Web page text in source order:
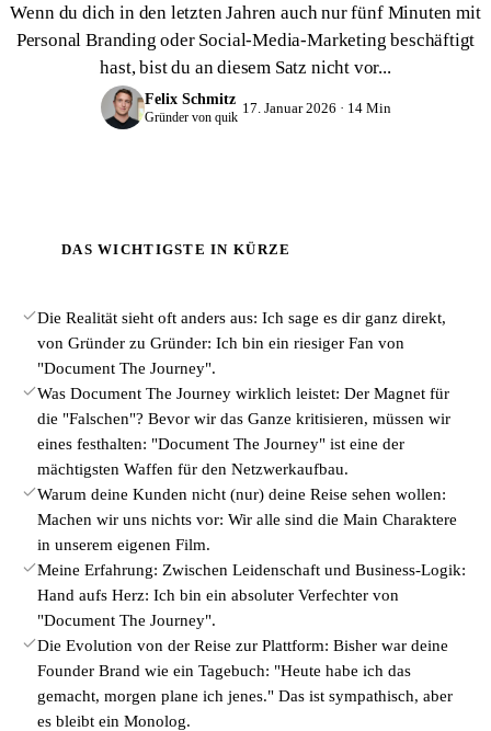
Wenn du dich in den letzten Jahren auch nur fünf Minuten mit
Personal Branding oder Social-Media-Marketing beschäftigt
hast, bist du an diesem Satz nicht vor...
Felix Schmitz
Gründer von quik
17. Januar 2026 · 14 Min
DAS WICHTIGSTE IN KÜRZE
Die Realität sieht oft anders aus: Ich sage es dir ganz direkt,
von Gründer zu Gründer: Ich bin ein riesiger Fan von
"Document The Journey".
Was Document The Journey wirklich leistet: Der Magnet für
die "Falschen"? Bevor wir das Ganze kritisieren, müssen wir
eines festhalten: "Document The Journey" ist eine der
mächtigsten Waffen für den Netzwerkaufbau.
Warum deine Kunden nicht (nur) deine Reise sehen wollen:
Machen wir uns nichts vor: Wir alle sind die Main Charaktere
in unserem eigenen Film.
Meine Erfahrung: Zwischen Leidenschaft und Business-Logik:
Hand aufs Herz: Ich bin ein absoluter Verfechter von
"Document The Journey".
Die Evolution von der Reise zur Plattform: Bisher war deine
Founder Brand wie ein Tagebuch: "Heute habe ich das
gemacht, morgen plane ich jenes." Das ist sympathisch, aber
es bleibt ein Monolog.